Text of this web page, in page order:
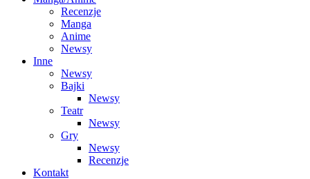
Recenzje
Manga
Anime
Newsy
Inne
Newsy
Bajki
Newsy
Teatr
Newsy
Gry
Newsy
Recenzje
Kontakt